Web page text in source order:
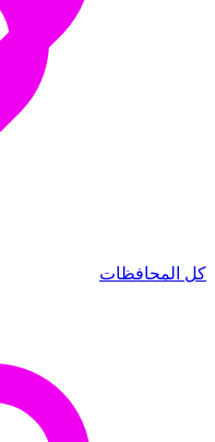
كل المحافظات